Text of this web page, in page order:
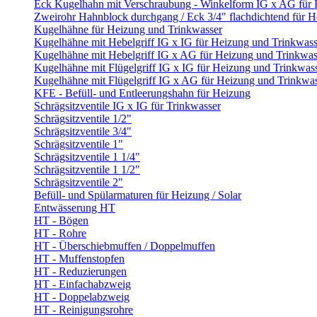
Eck Kugelhahn mit Verschraubung - Winkelform IG x AG für
Zweirohr Hahnblock durchgang / Eck 3/4" flachdichtend für
Kugelhähne für Heizung und Trinkwasser
Kugelhähne mit Hebelgriff IG x IG für Heizung und
Kugelhähne mit Hebelgriff IG x AG für Heizung und
Kugelhähne mit Flügelgriff IG x IG für Heizung und
Kugelhähne mit Flügelgriff IG x AG für Heizung und
KFE - Befüll- und Entleerungshahn für Heizung
Schrägsitzventile IG x IG für Trinkwasser
Schrägsitzventile 1/2"
Schrägsitzventile 3/4"
Schrägsitzventile 1"
Schrägsitzventile 1 1/4"
Schrägsitzventile 1 1/2"
Schrägsitzventile 2"
Befüll- und Spülarmaturen für Heizung / Solar
Entwässerung HT
HT - Bögen
HT - Rohre
HT - Überschiebmuffen / Doppelmuffen
HT - Muffenstopfen
HT - Reduzierungen
HT - Einfachabzweig
HT - Doppelabzweig
HT - Reinigungsrohre